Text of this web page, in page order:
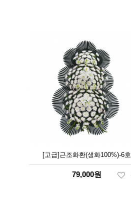
[고급]근조화환(생화100%)-6호
79,000원